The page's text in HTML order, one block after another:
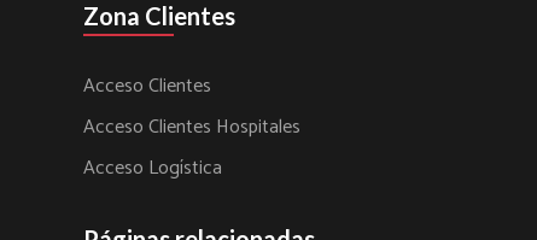
Zona Clientes
Acceso Clientes
Acceso Clientes Hospitales
Acceso Logística